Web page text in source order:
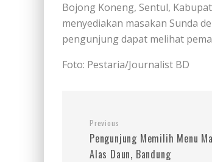
Bojong Koneng, Sentul,
menyediakan masakan Sunda
pengunjung dapat melihat
Foto: Pestaria/Journalist BD
Previous
Pengunjung Memilih Menu
Alas Daun, Bandung